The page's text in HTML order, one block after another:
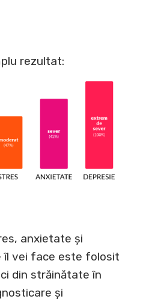
rezultat:
anxietate și
îl vei face este folosit
din străinătate în
și